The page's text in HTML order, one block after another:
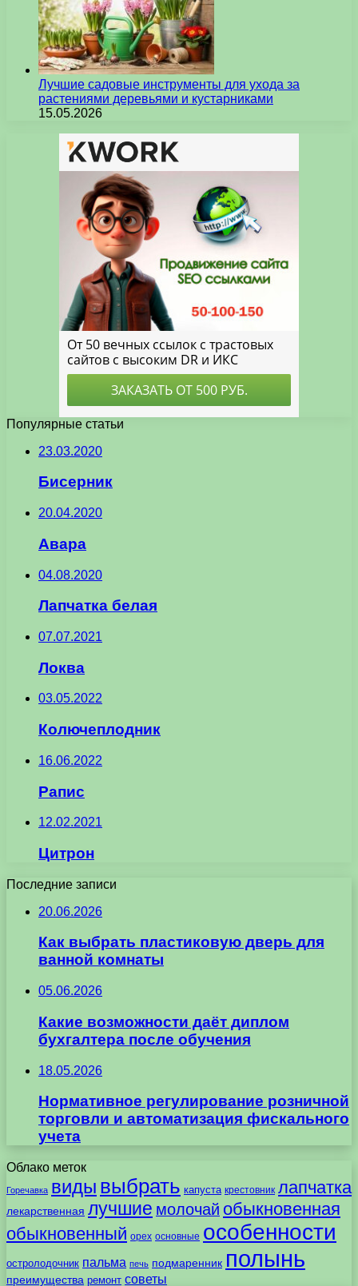
Лучшие садовые инструменты для ухода за
растениями деревьями и кустарниками
15.05.2026
Популярные статьи
23.03.2020
Бисерник
20.04.2020
Авара
04.08.2020
Лапчатка белая
07.07.2021
Локва
03.05.2022
Колючеплодник
16.06.2022
Рапис
12.02.2021
Цитрон
Последние записи
20.06.2026
Как выбрать пластиковую дверь для
ванной комнаты
05.06.2026
Какие возможности даёт диплом
бухгалтера после обучения
18.05.2026
Нормативное регулирование розничной
торговли и автоматизация фискального
учета
Облако меток
Горечавка виды выбрать капуста крестовник лапчатка
лекарственная лучшие молочай обыкновенная
обыкновенный орех основные особенности
остролодочник пальма печь подмаренник полынь
преимущества ремонт советы